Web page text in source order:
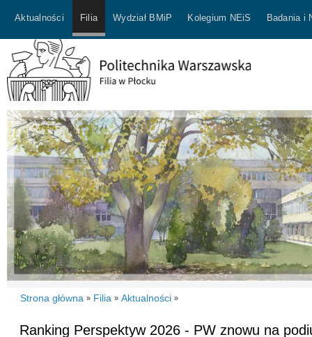
Aktualności Filia Wydział BMiP Kolegium NEiS Badania i
Strona główna » Filia » Aktualności »
Ranking Perspektyw 2026 - PW znowu na